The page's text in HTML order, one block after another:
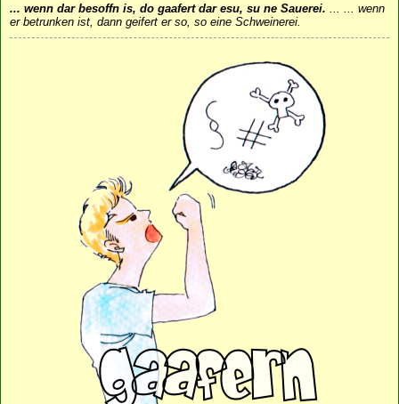
... wenn dar besoffn is, do gaafert dar esu, su ne Sauerei. ... ... wenn
er betrunken ist, dann geifert er so, so eine Schweinerei.